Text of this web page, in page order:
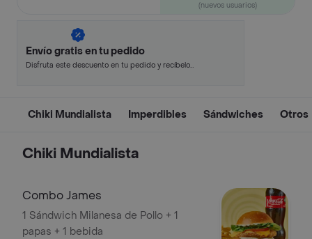
(nuevos usuarios)
Envío gratis en tu pedido
Disfruta este descuento en tu pedido y recíbelo
Chiki Mundialista Imperdibles Sándwiches Otros
Chiki Mundialista
Combo James
1 Sándwich Milanesa de Pollo + 1
papas + 1 bebida